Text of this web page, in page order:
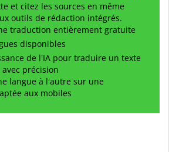
et citez les sources en même
outils de rédaction intégrés.
traduction entièrement gratuite
disponibles
de l'IA pour traduire un texte
précision
langue à l'autre sur une
aux mobiles